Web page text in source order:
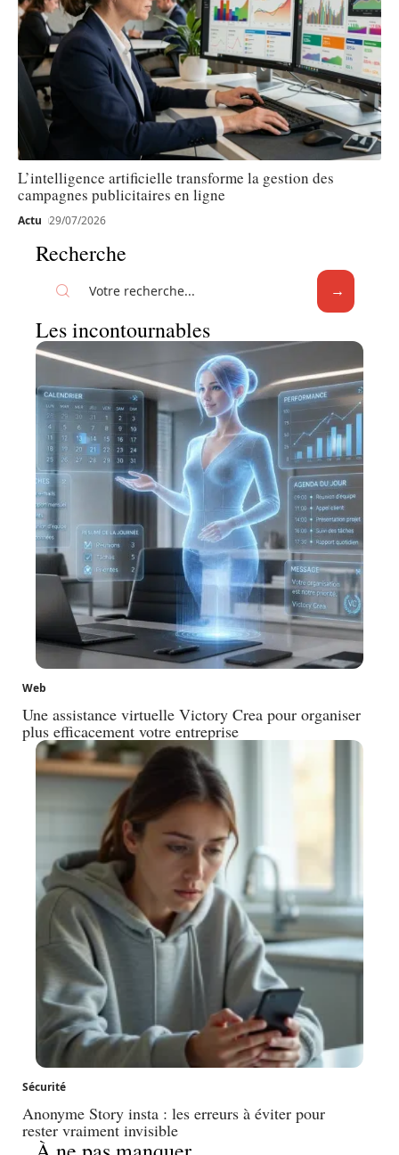
L’intelligence artificielle transforme la gestion des
campagnes publicitaires en ligne
Actu 29/07/2026
Recherche
Les incontournables
Web
Une assistance virtuelle Victory Crea pour organiser
plus efficacement votre entreprise
Sécurité
Anonyme Story insta : les erreurs à éviter pour
rester vraiment invisible